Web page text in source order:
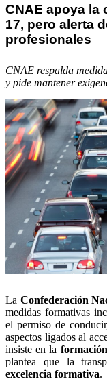
CNAE apoya la
17, pero alerta
profesionales
CNAE respalda
y pide mantener
La Confederación
medidas formativas
el permiso de
aspectos ligados al
insiste en la
plantea que la
excelencia formativa.